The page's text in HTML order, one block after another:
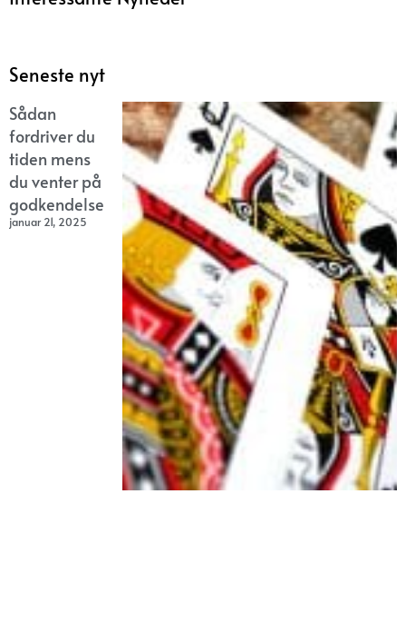
Seneste nyt
Sådan
fordriver du
tiden mens
du venter på
godkendelse
januar 21, 2025